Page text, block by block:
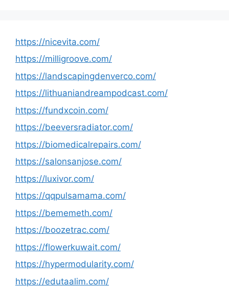
https://nicevita.com/
https://milligroove.com/
https://landscapingdenverco.com/
https://lithuaniandreampodcast.com/
https://fundxcoin.com/
https://beeversradiator.com/
https://biomedicalrepairs.com/
https://salonsanjose.com/
https://luxivor.com/
https://qqpulsamama.com/
https://bememeth.com/
https://boozetrac.com/
https://flowerkuwait.com/
https://hypermodularity.com/
https://edutaalim.com/